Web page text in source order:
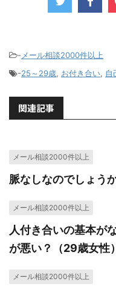
- メール相談2000件以上
-25～29歳, お付き合い, 自
関連記事
メール相談2000件以上
脈なしなのでしょう
メール相談2000件以上
人付き合いの基本が
が悪い？（29歳女性）
メール相談2000件以上